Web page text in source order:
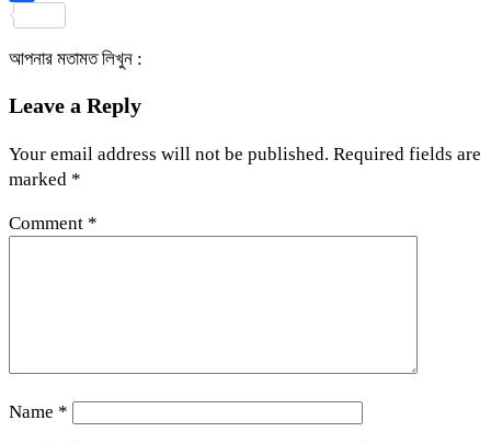
আপনার মতামত লিখুন :
Leave a Reply
Your email address will not be published. Required fields are
marked *
Comment *
Name *